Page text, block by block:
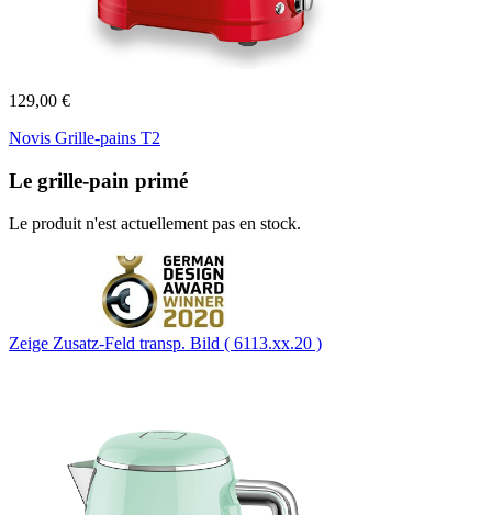
129,00 €
Novis Grille-pains T2
Le grille-pain primé
Le produit n'est actuellement pas en stock.
Zeige Zusatz-Feld transp. Bild ( 6113.xx.20 )